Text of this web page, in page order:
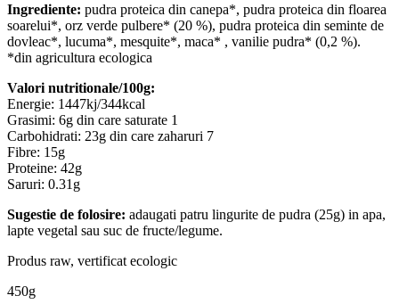
Ingrediente: pudra proteica din canepa*, pudra proteica din floarea
soarelui*, orz verde pulbere* (20 %), pudra proteica din seminte de
dovleac*, lucuma*, mesquite*, maca* , vanilie pudra* (0,2 %).
*din agricultura ecologica
Valori nutritionale/100g:
Energie: 1447kj/344kcal
Grasimi: 6g din care saturate 1
Carbohidrati: 23g din care zaharuri 7
Fibre: 15g
Proteine: 42g
Saruri: 0.31g
Sugestie de folosire: adaugati patru lingurite de pudra (25g) in apa,
lapte vegetal sau suc de fructe/legume.
Produs raw, vertificat ecologic
450g